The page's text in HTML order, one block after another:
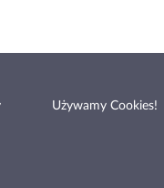
Używamy Cookies!